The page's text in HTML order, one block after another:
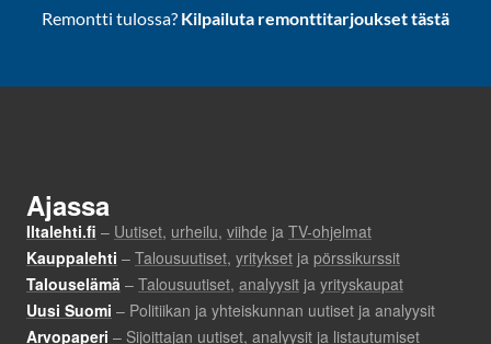
Remontti tulossa? Kilpailuta remonttitarjoukset tästä